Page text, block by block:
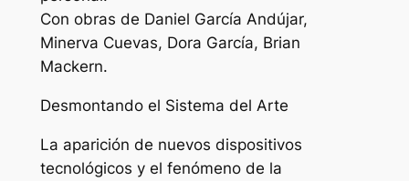
Con obras de Daniel García Andújar,
Minerva Cuevas, Dora García, Brian
Mackern.
Desmontando el Sistema del Arte
La aparición de nuevos dispositivos
tecnológicos y el fenómeno de la